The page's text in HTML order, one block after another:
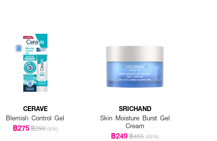
CERAVE
Blemish Control Gel
฿275฿290 (5%)
SRICHAND
Skin Moisture Burst Gel
Cream
฿249฿455 (45%)